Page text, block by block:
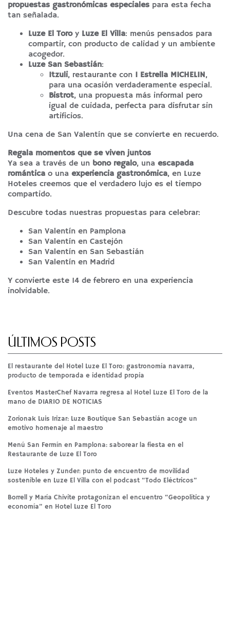
propuestas gastronómicas especiales para esta fecha
tan señalada.
Luze El Toroy Luze El Villa: menús pensados para
compartir, con producto de calidad y un ambiente
acogedor.
Luze San Sebastián:
Itzuli, restaurante con 1 Estrella MICHELIN,
para una ocasión verdaderamente especial.
Bistrot, una propuesta más informal pero
igual de cuidada, perfecta para disfrutar sin
artificios.
Una cena de San Valentín que se convierte en recuerdo.
Regala momentos que se viven juntos
Ya sea a través de un bono regalo, una escapada
románticao una experiencia gastronómica, en Luze
Hoteles creemos que el verdadero lujo es el tiempo
compartido.
Descubre todas nuestras propuestas para celebrar:
San Valentín en Pamplona
San Valentín en Castejón
San Valentín en San Sebastián
San Valentín en Madrid
Y convierte este 14 de febrero en una experiencia
inolvidable.
ÚLTIMOS POSTS
El restaurante del Hotel Luze El Toro: gastronomía navarra,
producto de temporada e identidad propia
Eventos MasterChef Navarra regresa al Hotel Luze El Toro de la
mano de DIARIO DE NOTICIAS
Zorionak Luis Irizar: Luze Boutique San Sebastián acoge un
emotivo homenaje al maestro
Menú San Fermín en Pamplona: saborear la fiesta en el
Restaurante de Luze El Toro
Luze Hoteles y Zunder: punto de encuentro de movilidad
sostenible en Luze El Villa con el podcast “Todo Eléctricos”
Borrell y María Chivite protagonizan el encuentro “Geopolítica y
economía” en Hotel Luze El Toro